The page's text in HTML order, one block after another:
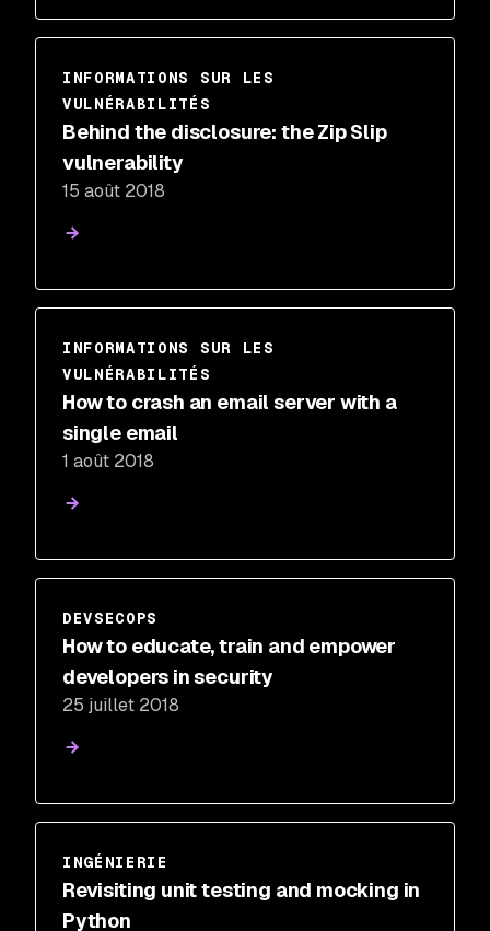
INFORMATIONS SUR LES
VULNÉRABILITÉS
Behind the disclosure: the Zip Slip
vulnerability
15 août 2018
INFORMATIONS SUR LES
VULNÉRABILITÉS
How to crash an email server with a
single email
1 août 2018
DEVSECOPS
How to educate, train and empower
developers in security
25 juillet 2018
INGÉNIERIE
Revisiting unit testing and mocking in
Python